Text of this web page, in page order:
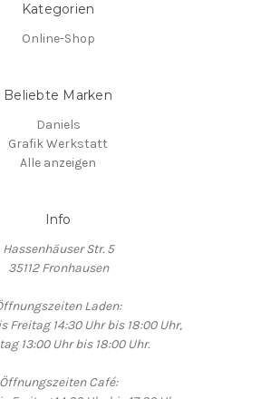
Kategorien
Online-Shop
Beliebte Marken
Daniels
Grafik Werkstatt
Alle anzeigen
Info
Hassenhäuser Str. 5
35112 Fronhausen
Laden:
Freitag 14:30 Uhr bis 18:00 Uhr,
13:00 Uhr bis 18:00 Uhr.
Öffnungszeiten Café: